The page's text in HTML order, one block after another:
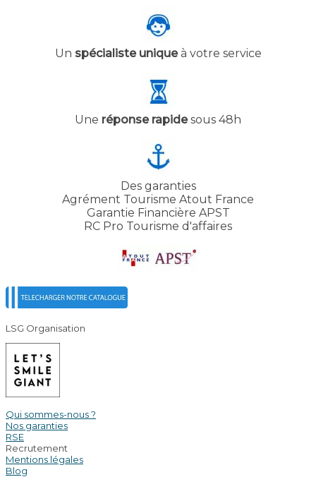
Un spécialiste uniqueà votre service
Une réponse rapidesous 48h
Des garanties
Agrément Tourisme Atout France
Garantie Financière APST
RC Pro Tourisme d'affaires
LSG Organisation
Qui sommes-nous ?
Nos garanties
RSE
Recrutement
Mentions légales
Blog